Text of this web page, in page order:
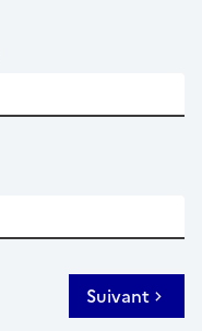
Suivant